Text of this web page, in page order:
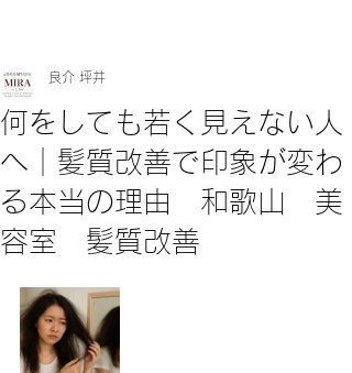
何をしても若く見えない人
へ｜髪質改善で印象が変わ
る本当の理由 和歌山 美
容室 髪質改善
良介 坪井